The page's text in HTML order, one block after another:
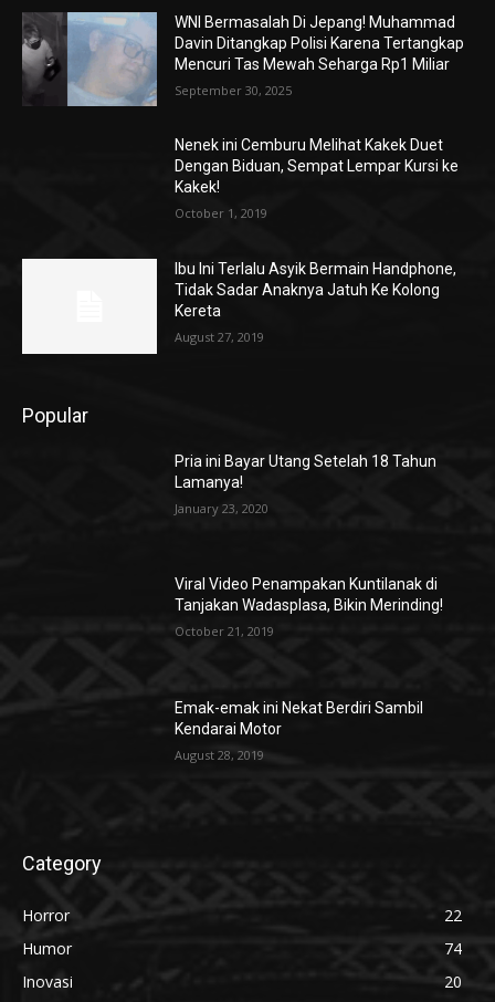
WNI Bermasalah Di Jepang! Muhammad
Davin Ditangkap Polisi Karena Tertangkap
Mencuri Tas Mewah Seharga Rp1 Miliar
September 30, 2025
Nenek ini Cemburu Melihat Kakek Duet
Dengan Biduan, Sempat Lempar Kursi ke
Kakek!
October 1, 2019
Ibu Ini Terlalu Asyik Bermain Handphone,
Tidak Sadar Anaknya Jatuh Ke Kolong
Kereta
August 27, 2019
Popular
Pria ini Bayar Utang Setelah 18 Tahun
Lamanya!
January 23, 2020
Viral Video Penampakan Kuntilanak di
Tanjakan Wadasplasa, Bikin Merinding!
October 21, 2019
Emak-emak ini Nekat Berdiri Sambil
Kendarai Motor
August 28, 2019
Category
Horror
22
Humor
74
Inovasi
20